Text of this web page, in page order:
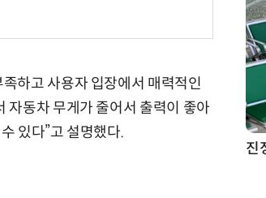
하고 사용자 입장에서 매력적인
자동차 무게가 줄어서 출력이 좋아
있다”고 설명했다.